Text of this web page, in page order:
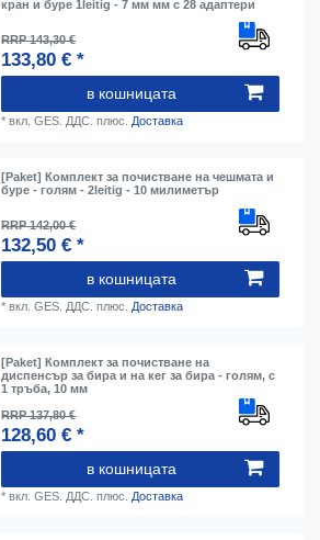
кран и буре 1leitig - 7 мм мм с 28 адаптери
RRP 143,30 €
133,80 € *
в кошницата
*вкл. GES. ДДС. плюс. Доставка
[Paket] Комплект за почистване на чешмата и
буре - голям - 2leitig - 10 милиметър
RRP 142,00 €
132,50 € *
в кошницата
*вкл. GES. ДДС. плюс. Доставка
[Paket] Комплект за почистване на
диспенсър за бира и на кег за бира - голям, с
1 тръба, 10 мм
RRP 137,80 €
128,60 € *
в кошницата
*вкл. GES. ДДС. плюс. Доставка